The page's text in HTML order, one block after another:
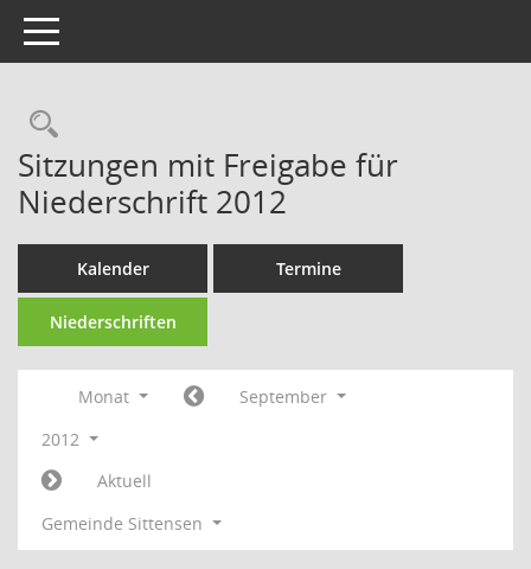
Toggle navigation
Rechercheauswahl
Sitzungen mit Freigabe für
Niederschrift 2012
Kalender Termine
Niederschriften
Monat
September
2012
Aktuell
Gemeinde Sittensen